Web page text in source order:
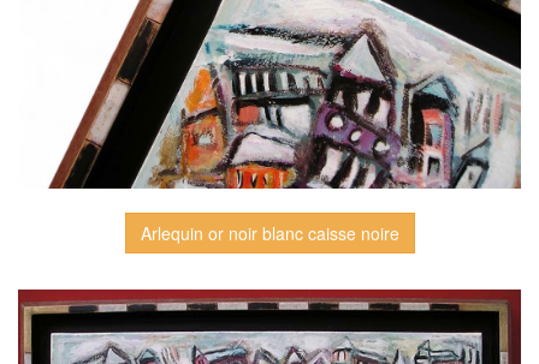
Arlequin or noir blanc caisse noire